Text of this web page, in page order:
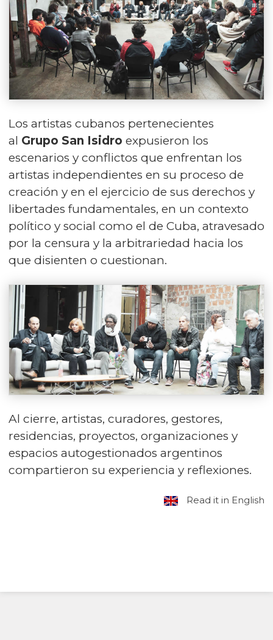
Los artistas cubanos pertenecientes
al Grupo San Isidro expusieron los
escenarios y conflictos que enfrentan los
artistas independientes en su proceso de
creación y en el ejercicio de sus derechos y
libertades fundamentales, en un contexto
político y social como el de Cuba, atravesado
por la censura y la arbitrariedad hacia los
que disienten o cuestionan.
Al cierre, artistas, curadores, gestores,
residencias, proyectos, organizaciones y
espacios autogestionados argentinos
compartieron su experiencia y reflexiones.
Read it in English